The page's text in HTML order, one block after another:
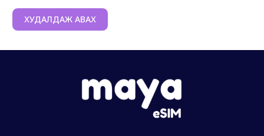
ХУДАЛДАЖ АВАХ